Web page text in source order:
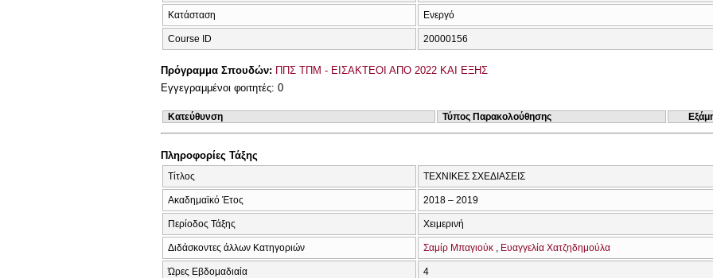
Κατάσταση Ενεργό
Course ID 20000156
Πρόγραμμα Σπουδών: ΠΠΣ ΤΠΜ - ΕΙΣΑΚΤΕΟΙ ΑΠΟ 2022 ΚΑΙ ΕΞΗΣ
Εγγεγραμμένοι φοιτητές: 0
Κατεύθυνση Τύπος Παρακολούθησης
Πληροφορίες Τάξης
Τίτλος ΤΕΧΝΙΚΕΣ ΣΧΕΔΙΑΣΕΙΣ
Ακαδημαϊκό Έτος 2018 – 2019
Περίοδος Τάξης Χειμερινή
Διδάσκοντες άλλων Κατηγοριών Σαμίρ Μπαγιούκ Ευαγγελία Χατζηδημούλα
Ώρες Εβδομαδιαία 4